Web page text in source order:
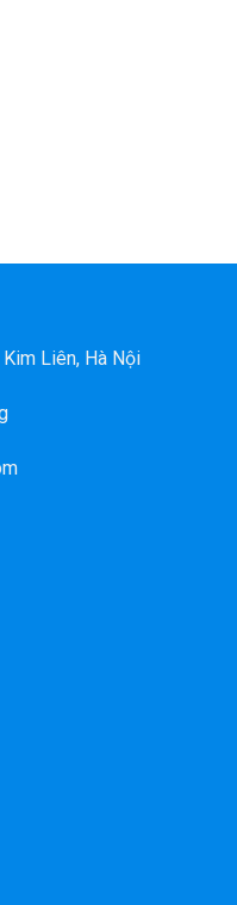
Liên, Hà Nội